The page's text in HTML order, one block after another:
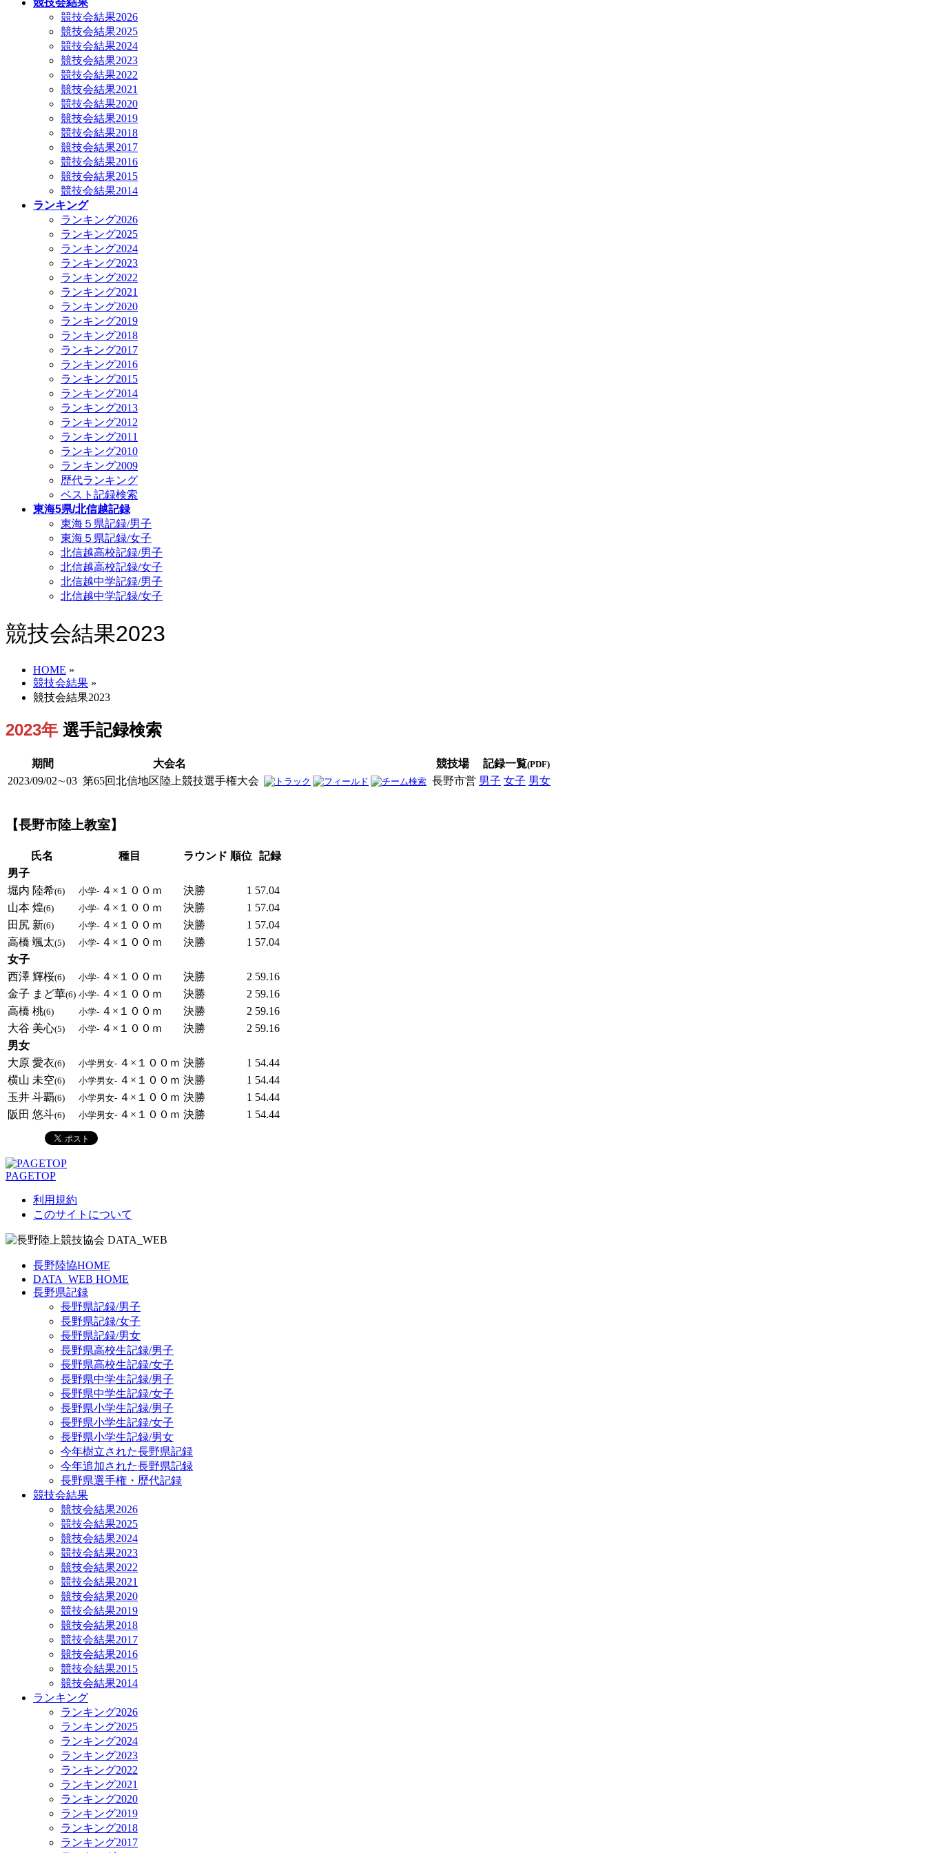
競技会結果
競技会結果2026
競技会結果2025
競技会結果2024
競技会結果2023
競技会結果2022
競技会結果2021
競技会結果2020
競技会結果2019
競技会結果2018
競技会結果2017
競技会結果2016
競技会結果2015
競技会結果2014
ランキング
ランキング2026
ランキング2025
ランキング2024
ランキング2023
ランキング2022
ランキング2021
ランキング2020
ランキング2019
ランキング2018
ランキング2017
ランキング2016
ランキング2015
ランキング2014
ランキング2013
ランキング2012
ランキング2011
ランキング2010
ランキング2009
歴代ランキング
ベスト記録検索
東海5県/北信越記録
東海５県記録/男子
東海５県記録/女子
北信越高校記録/男子
北信越高校記録/女子
北信越中学記録/男子
北信越中学記録/女子
競技会結果2023
HOME »
競技会結果 »
競技会結果2023
2023年 選手記録検索
期間 大会名 競技場 記録一覧(PDF)
2023/09/02∼03 第65回北信地区陸上競技選手権大会 長野市営 男子 女子 男女
【長野市陸上教室】
氏名 種目 ラウンド 順位 記録
男子
堀内 陸希(6) 小学- ４×１００ｍ 決勝 1 57.04
山本 煌(6) 小学- ４×１００ｍ 決勝 1 57.04
田尻 新(6) 小学- ４×１００ｍ 決勝 1 57.04
高橋 颯太(5) 小学- ４×１００ｍ 決勝 1 57.04
女子
西澤 輝桜(6) 小学- ４×１００ｍ 決勝 2 59.16
金子 まど華(6) 小学- ４×１００ｍ 決勝 2 59.16
高橋 桃(6) 小学- ４×１００ｍ 決勝 2 59.16
大谷 美心(5) 小学- ４×１００ｍ 決勝 2 59.16
男女
大原 愛衣(6) 小学男女- ４×１００ｍ 決勝 1 54.44
横山 未空(6) 小学男女- ４×１００ｍ 決勝 1 54.44
玉井 斗覇(6) 小学男女- ４×１００ｍ 決勝 1 54.44
阪田 悠斗(6) 小学男女- ４×１００ｍ 決勝 1 54.44
PAGETOP
利用規約
このサイトについて
長野陸協HOME
DATA_WEB HOME
長野県記録
長野県記録/男子
長野県記録/女子
長野県記録/男女
長野県高校生記録/男子
長野県高校生記録/女子
長野県中学生記録/男子
長野県中学生記録/女子
長野県小学生記録/男子
長野県小学生記録/女子
長野県小学生記録/男女
今年樹立された長野県記録
今年追加された長野県記録
長野県選手権・歴代記録
競技会結果
競技会結果2026
競技会結果2025
競技会結果2024
競技会結果2023
競技会結果2022
競技会結果2021
競技会結果2020
競技会結果2019
競技会結果2018
競技会結果2017
競技会結果2016
競技会結果2015
競技会結果2014
ランキング
ランキング2026
ランキング2025
ランキング2024
ランキング2023
ランキング2022
ランキング2021
ランキング2020
ランキング2019
ランキング2018
ランキング2017